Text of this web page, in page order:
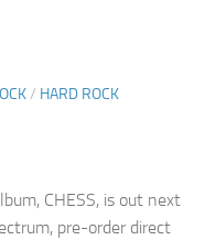
/ HARD ROCK
CHESS, is out next
pre-order direct